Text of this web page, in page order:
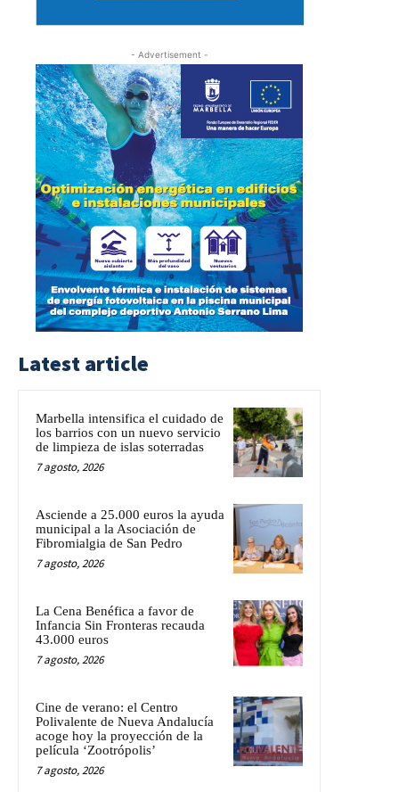
- Advertisement -
Latest article
Marbella intensifica el cuidado de
los barrios con un nuevo servicio
de limpieza de islas soterradas
7 agosto, 2026
Asciende a 25.000 euros la ayuda
municipal a la Asociación de
Fibromialgia de San Pedro
7 agosto, 2026
La Cena Benéfica a favor de
Infancia Sin Fronteras recauda
43.000 euros
7 agosto, 2026
Cine de verano: el Centro
Polivalente de Nueva Andalucía
acoge hoy la proyección de la
película ‘Zootrópolis’
7 agosto, 2026